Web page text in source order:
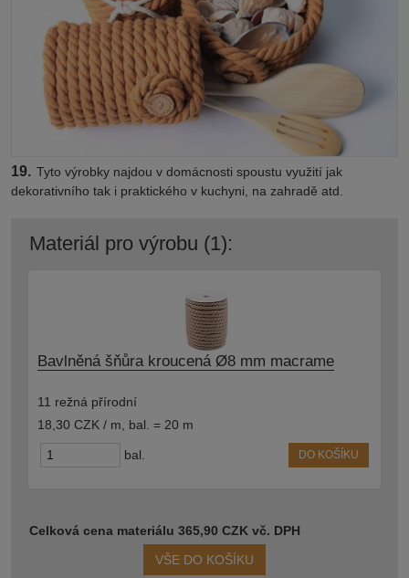
19. Tyto výrobky najdou v domácnosti spoustu využití jak
dekorativního tak i praktického v kuchyni, na zahradě atd.
Materiál pro výrobu (1):
Bavlněná šňůra kroucená Ø8 mm macrame
11 režná přírodní
18,30 CZK / m
bal. = 20 m
bal. DO KOŠÍKU
Celková cena materiálu 365,90 CZK vč. DPH
VŠE DO KOŠÍKU